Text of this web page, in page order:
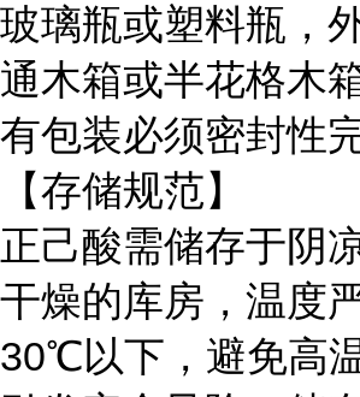
玻璃瓶或塑料瓶，
通木箱或半花格木
有包装必须密封性
【存储规范】
正己酸需储存于阴
干燥的库房，温度
30℃以下，避免高